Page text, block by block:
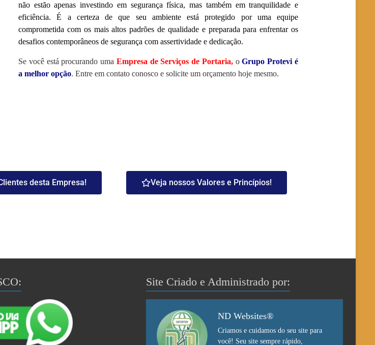
não estão apenas investindo em segurança física, mas também em tranquilidade e
eficiência. É a certeza de que seu ambiente está protegido por uma equipe
comprometida com os mais altos padrões de qualidade e preparada para enfrentar os
desafios contemporâneos de segurança com assertividade e dedicação.
Se você está procurando uma Empresa de Serviços de Portaria,oGrupo Protevi é
a melhor opção. Entre em contato conosco e solicite um orçamento hoje mesmo.
desta Empresa! Veja nossos Valores e Princípios!
Site Criado e Administrado por:
ND Websites®
Criamos e cuidamos do seu site para
você! Seu site sempre rápido,